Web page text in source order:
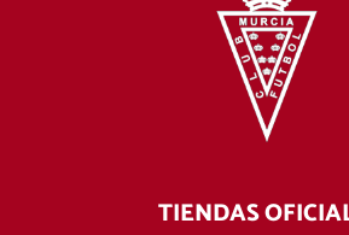
TIENDAS